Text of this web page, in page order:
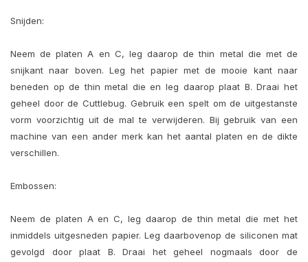
Snijden:
Neem de platen A en C, leg daarop de thin metal die met de
snijkant naar boven. Leg het papier met de mooie kant naar
beneden op de thin metal die en leg daarop plaat B. Draai het
geheel door de Cuttlebug. Gebruik een spelt om de uitgestanste
vorm voorzichtig uit de mal te verwijderen. Bij gebruik van een
machine van een ander merk kan het aantal platen en de dikte
verschillen.
Embossen:
Neem de platen A en C, leg daarop de thin metal die met het
inmiddels uitgesneden papier. Leg daarbovenop de siliconen mat
gevolgd door plaat B. Draai het geheel nogmaals door de